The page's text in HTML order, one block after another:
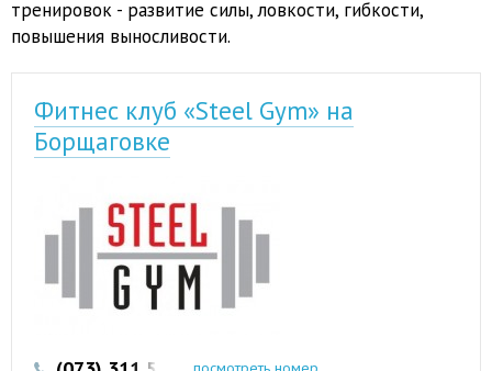
тренировок - развитие силы, ловкости, гибкости,
повышения выносливости.
Фитнес клуб «Steel Gym» на
Борщаговке